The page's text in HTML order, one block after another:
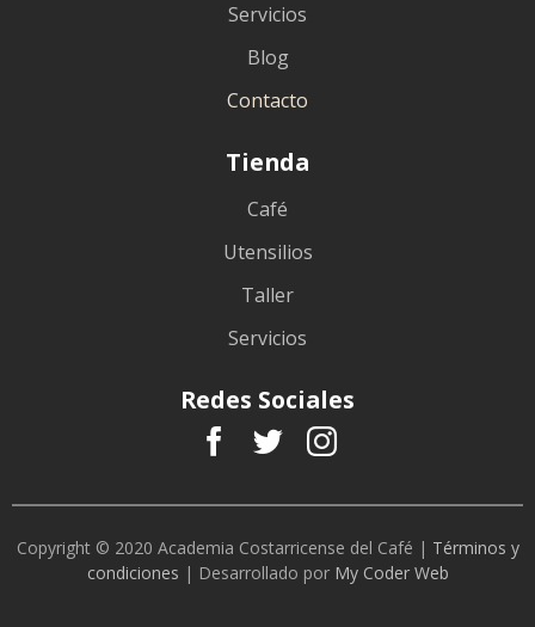
Servicios
Blog
Contacto
Tienda
Café
Utensilios
Taller
Servicios
Redes Sociales
Copyright © 2020 Academia Costarricense del Café | Términos y
condiciones | Desarrollado por My Coder Web